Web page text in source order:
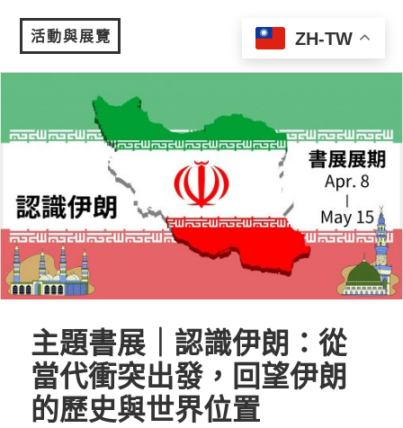
活動與展覽 MENU
主題書展｜認識伊朗：從
當代衝突出發，回望伊朗
的歷史與世界位置
ZH-TW